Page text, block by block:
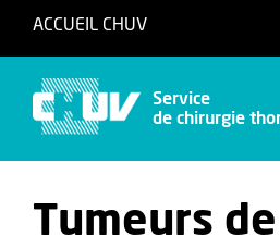
ACCUEIL CHUV
Service
de chirurgie
Tumeurs